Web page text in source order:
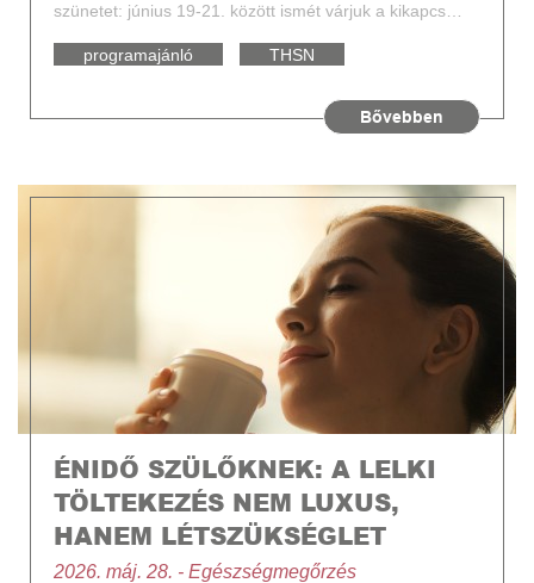
szünetet: június 19-21. között ismét várjuk a kikapcs…
programajánló
THSN
Bővebben
ÉNIDŐ SZÜLŐKNEK: A LELKI
TÖLTEKEZÉS NEM LUXUS,
HANEM LÉTSZÜKSÉGLET
2026. máj. 28. - Egészségmegőrzés